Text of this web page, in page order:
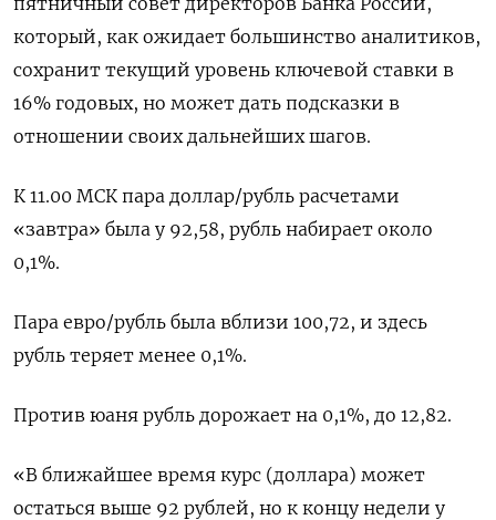
который, как ожидает большинство аналитиков,
сохранит текущий уровень ключевой ставки в
16% годовых, но может дать подсказки в
отношении своих дальнейших шагов.
К 11.00 МСК пара доллар/рубль расчетами
«завтра» была у 92,58, рубль набирает около
0,1%.
Пара евро/рубль была вблизи 100,72, и здесь
рубль теряет менее 0,1%.
Против юаня рубль дорожает на 0,1%, до 12,82.
«В ближайшее время курс (доллара) может
остаться выше 92 рублей, но к концу недели у